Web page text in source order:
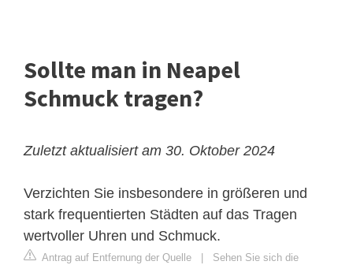
Sollte man in Neapel
Schmuck tragen?
Zuletzt aktualisiert am 30. Oktober 2024
Verzichten Sie insbesondere in größeren und
stark frequentierten Städten auf das Tragen
wertvoller Uhren und Schmuck.
Antrag auf Entfernung der Quelle
Sehen Sie sich die